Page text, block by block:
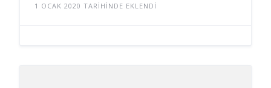
1 OCAK 2020 TARIHINDE EKLENDI